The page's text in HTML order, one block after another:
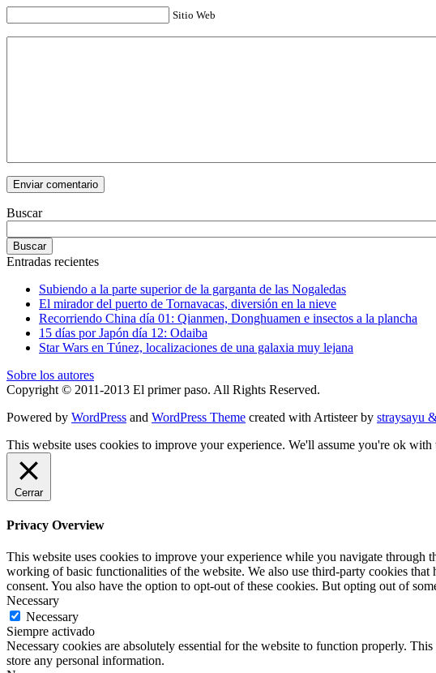
Sitio Web
Buscar
Entradas recientes
Subiendo a la parte superior de la garganta de las Nogaledas
El mirador del puerto de Tornavacas, diversión en la nieve
Recorriendo China día 01: Qianmen, Donghuamen e insectos a la plancha
15 días por Japón día 12: Odaiba
Star Wars en Túnez, localizaciones de una galaxia muy lejana
Sobre los autores
Copyright © 2011-2013 El primer paso. All Rights Reserved.
Powered by WordPress and WordPress Theme created with Artisteer by straysayu
This website uses cookies to improve your experience. We'll assume you're ok
Cerrar
Privacy Overview
This website uses cookies to improve your experience while you navigate through
working of basic functionalities of the website. We also use third-party cookies
consent. You also have the option to opt-out of these cookies. But opting out of
Necessary
Necessary
Siempre activado
Necessary cookies are absolutely essential for the website to function properly.
store any personal information.